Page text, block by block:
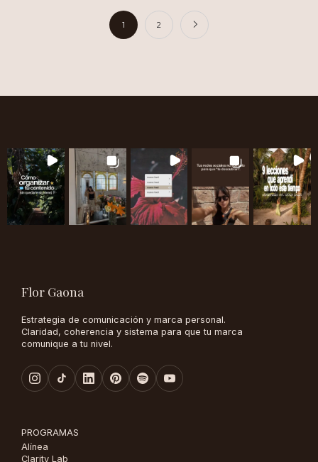
1 2
Flor Gaona
Estrategia de comunicación y marca personal.
Claridad, coherencia y sistema para que tu marca
comunique a tu nivel.
PROGRAMAS
Alínea
Clarity Lab